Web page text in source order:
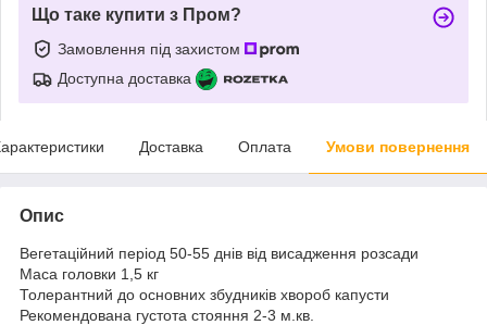
Що таке купити з Пром?
Замовлення під захистом
Доступна доставка
Доставка Оплата Умови повернення
Опис
Вегетаційний період 50-55 днів від висадження розсади
Маса головки 1,5 кг
Толерантний до основних збудників хвороб капусти
Рекомендована густота стояння 2-3 м.кв.